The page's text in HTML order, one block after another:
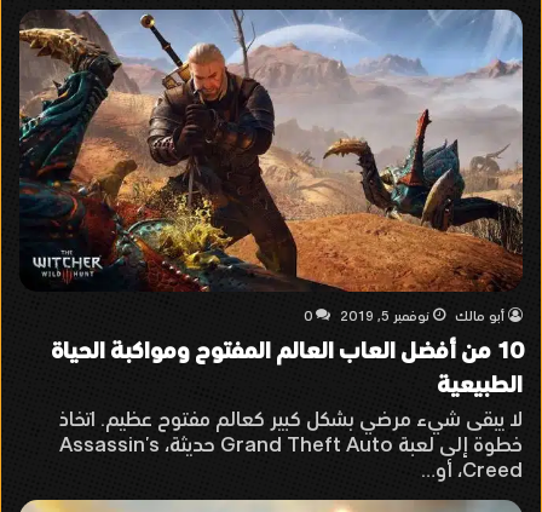
أبو مالك نوفمبر 5, 2019 0
10 من أفضل العاب العالم المفتوح ومواكبة الحياة
الطبيعية
لا يبقى شيء مرضي بشكل كبير كعالم مفتوح عظيم. اتخاذ
خطوة إلى لعبة Grand Theft Auto حديثة، Assassin’s
Creed، أو…